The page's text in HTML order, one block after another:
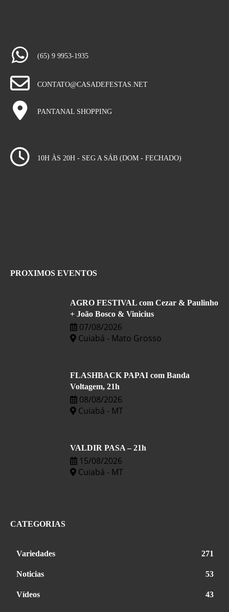
(65) 9 9953-1935
CONTATO@CASADEFESTAS.NET
PANTANAL SHOPPING
10H ÀS 20H - SEG A SÁB (DOM - FECHADO)
PROXIMOS EVENTOS
AGRO FESTIVAL com Cezar & Paulinho
+ João Bosco & Vinicius
07/08/2026
Cuiabá - Mato Grosso
FLASHBACK PAPAI com Banda
Voltagem, 21h
08/08/2026
Cuiabá - MT
VALDIR PASA – 21h
15/08/2026
Cuiabá - MT
CATEGORIAS
Variedades 271
Noticias 53
Vídeos 43